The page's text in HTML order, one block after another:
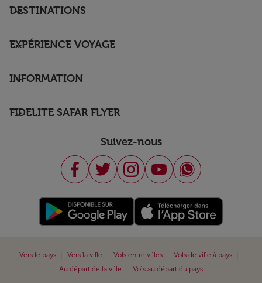
DESTINATIONS
keyboard_arrow_down
EXPÉRIENCE VOYAGE
keyboard_arrow_down
INFORMATION
keyboard_arrow_down
FIDELITE SAFAR FLYER
keyboard_arrow_down
Suivez-nous
Vers le pays Vers la ville Vols entre villes Vols de ville à pays
Au départ de la ville
Vols au départ du pays